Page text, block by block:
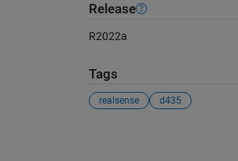
Release
R2022a
Tags
realsense d435